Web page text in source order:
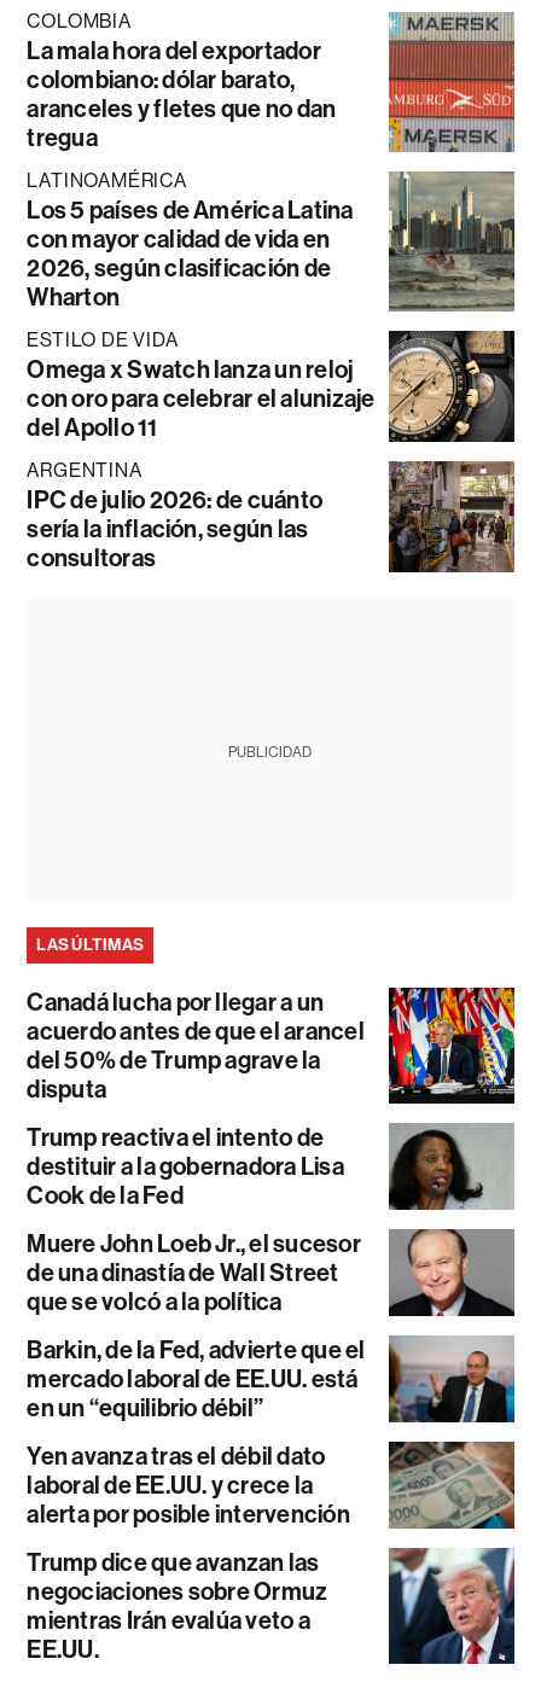
COLOMBIA
La mala hora del exportador
colombiano: dólar barato,
aranceles y fletes que no dan
tregua
LATINOAMÉRICA
Los 5 países de América Latina
con mayor calidad de vida en
2026, según clasificación de
Wharton
ESTILO DE VIDA
Omega x Swatch lanza un reloj
con oro para celebrar el alunizaje
del Apollo 11
ARGENTINA
IPC de julio 2026: de cuánto
sería la inflación, según las
consultoras
PUBLICIDAD
LAS ÚLTIMAS
Canadá lucha por llegar a un
acuerdo antes de que el arancel
del 50% de Trump agrave la
disputa
Trump reactiva el intento de
destituir a la gobernadora Lisa
Cook de la Fed
Muere John Loeb Jr., el sucesor
de una dinastía de Wall Street
que se volcó a la política
Barkin, de la Fed, advierte que el
mercado laboral de EE.UU. está
en un “equilibrio débil”
Yen avanza tras el débil dato
laboral de EE.UU. y crece la
alerta por posible intervención
Trump dice que avanzan las
negociaciones sobre Ormuz
mientras Irán evalúa veto a
EE.UU.